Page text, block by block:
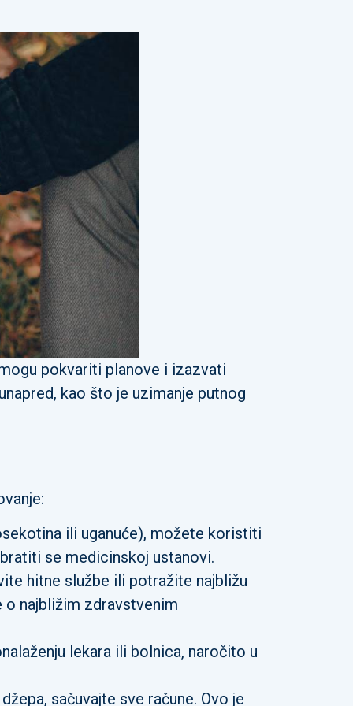
pokvariti planove i izazvati
kao što je uzimanje putnog
ili uganuće), možete koristiti
se medicinskoj ustanovi.
hitne službe ili potražite najbližu
najbližim zdravstvenim
lekara ili bolnica, naročito u
sačuvajte sve račune. Ovo je